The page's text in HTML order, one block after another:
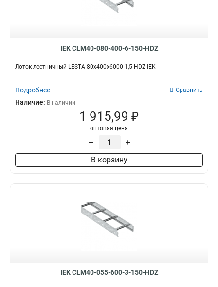
IEK CLM40-080-400-6-150-HDZ
Лоток лестничный LESTA 80х400х6000-1,5 HDZ IEK
Подробнее Сравнить
Наличие: В наличии
1 915,99 ₽
оптовая цена
– +
В корзину
IEK CLM40-055-600-3-150-HDZ